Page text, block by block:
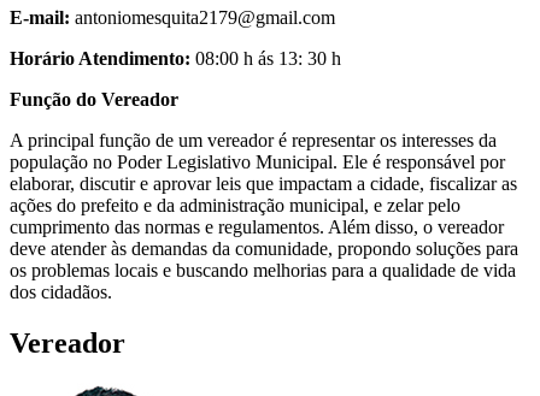
E-mail: antoniomesquita2179@gmail.com
Horário Atendimento: 08:00 h ás 13: 30 h
Função do Vereador
A principal função de um vereador é representar os interesses da
população no Poder Legislativo Municipal. Ele é responsável por
elaborar, discutir e aprovar leis que impactam a cidade, fiscalizar as
ações do prefeito e da administração municipal, e zelar pelo
cumprimento das normas e regulamentos. Além disso, o vereador
deve atender às demandas da comunidade, propondo soluções para
os problemas locais e buscando melhorias para a qualidade de vida
dos cidadãos.
Vereador